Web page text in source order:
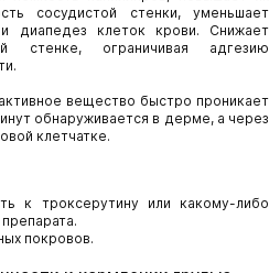
сосудистой стенки, уменьшает
диапедез клеток крови. Снижает
стенке, ограничивая адгезию
вещество быстро проникает
обнаруживается в дерме, а через
клетчатке.
к троксерутину или какому-либо
покровов.